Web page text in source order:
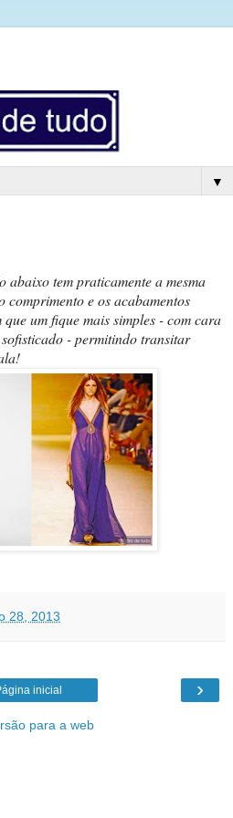
▼
abaixo tem praticamente a mesma
comprimento e os acabamentos
um fique mais simples - com cara
- permitindo transitar
28, 2013
›
inicial
para a web